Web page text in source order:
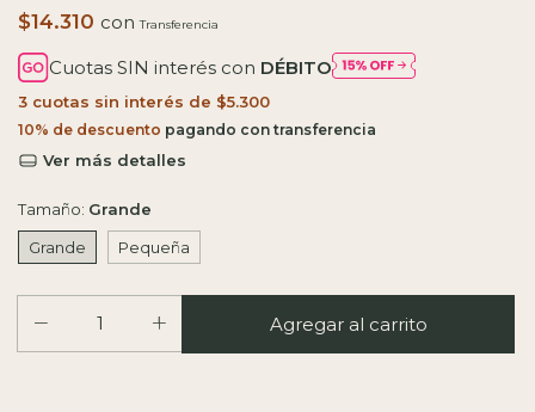
$14.310 con
Cuotas SIN interés con DÉBITO
3 cuotas sin interés de $5.300
10% de descuento
Ver más detalles
Tamaño: Grande
Grande
Pequeña